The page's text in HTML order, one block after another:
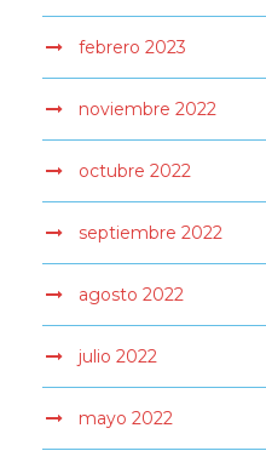
febrero 2023
noviembre 2022
octubre 2022
septiembre 2022
agosto 2022
julio 2022
mayo 2022